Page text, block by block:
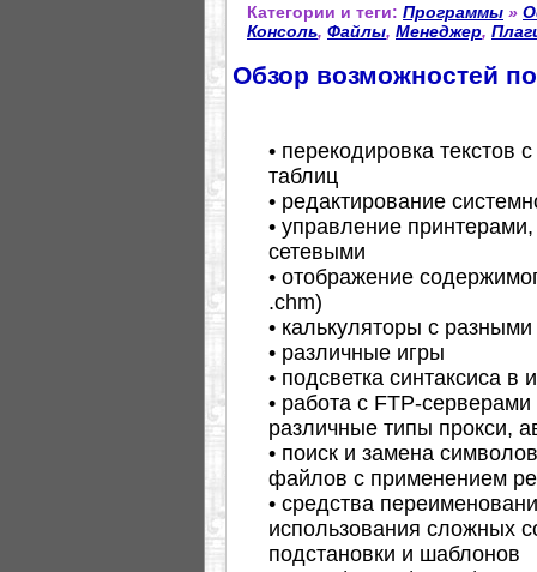
Категории и теги: Программы »
Консоль, Файлы, Менеджер,
Обзор возможностей
• перекодировка текстов
таблиц
• редактирование
• управление
сетевыми
• отображение
.chm)
• калькуляторы с
• различные игры
• подсветка синтаксиса в
• работа с FTP-
различные типы прокси,
• поиск и замена
файлов с применением
• средства
использования сложных
подстановки и шаблонов